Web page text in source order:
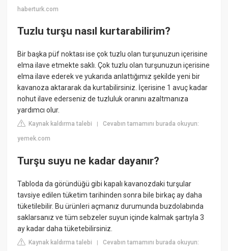
haberturk.com
Tuzlu turşu nasıl kurtarabilirim?
Bir başka püf noktası ise çok tuzlu olan turşunuzun içerisine
elma ilave etmekte saklı. Çok tuzlu olan turşunuzun içerisine
elma ilave ederek ve yukarıda anlattığımız şekilde yeni bir
kavanoza aktararak da kurtabilirsiniz. İçerisine 1 avuç kadar
nohut ilave ederseniz de tuzluluk oranını azaltmanıza
yardımcı olur.
Kaynak kaldırma talebi |Cevabın tamamını burada okuyun:
yemek.com
Turşu suyu ne kadar dayanır?
Tabloda da göründüğü gibi kapalı kavanozdaki turşular
tavsiye edilen tüketim tarihinden sonra bile birkaç ay daha
tüketilebilir. Bu ürünleri açmanız durumunda buzdolabında
saklarsanız ve tüm sebzeler suyun içinde kalmak şartıyla 3
ay kadar daha tüketebilirsiniz.
Kaynak kaldırma talebi |Cevabın tamamını burada okuyun: